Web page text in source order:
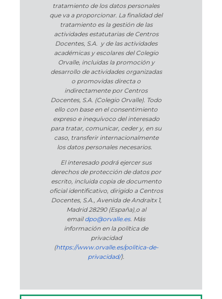
tratamiento de los datos personales
que va a proporcionar. La finalidad del
tratamiento es la gestión de las
actividades estatutarias de Centros
Docentes, S.A. y de las actividades
académicas y escolares del Colegio
Orvalle, incluidas la promoción y
desarrollo de actividades organizadas
o promovidas directa o
indirectamente por Centros
Docentes, S.A. (Colegio Orvalle). Todo
ello con base en el consentimiento
expreso e inequívoco del interesado
para tratar, comunicar, ceder y, en su
caso, transferir internacionalmente
los datos personales necesarios.
El interesado podrá ejercer sus
derechos de protección de datos por
escrito, incluida copia de documento
oficial identificativo, dirigido a Centros
Docentes, S.A., Avenida de Andraitx 1,
Madrid 28290 (España),o al
emaildpo@orvalle.es. Más
información en la política de
privacidad
(https://www.orvalle.es/politica-de-
privacidad/).